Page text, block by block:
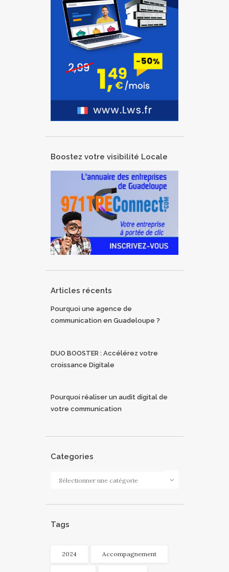
Boostez votre visibilité Locale
Articles récents
Pourquoi une agence de
communication en Guadeloupe ?
DUO BOOSTER : Accélérez votre
croissance Digitale
Pourquoi réaliser un audit digital de
votre communication
Categories
Tags
2024 Accompagnement